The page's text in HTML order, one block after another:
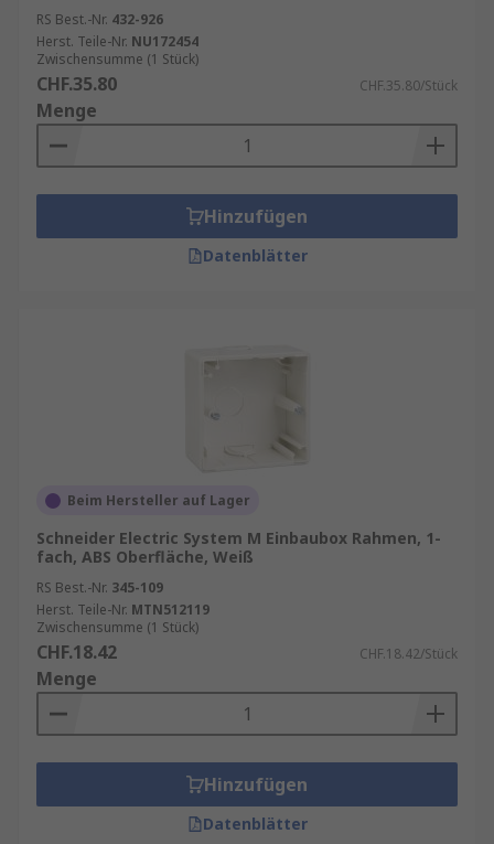
RS Best.-Nr. 432-926
Herst. Teile-Nr. NU172454
Zwischensumme (1 Stück)
CHF.35.80 CHF.35.80/Stück
Menge
Hinzufügen
Datenblätter
Beim Hersteller auf Lager
Schneider Electric System M Einbaubox Rahmen, 1-
fach, ABS Oberfläche, Weiß
RS Best.-Nr. 345-109
Herst. Teile-Nr. MTN512119
Zwischensumme (1 Stück)
CHF.18.42 CHF.18.42/Stück
Menge
Hinzufügen
Datenblätter